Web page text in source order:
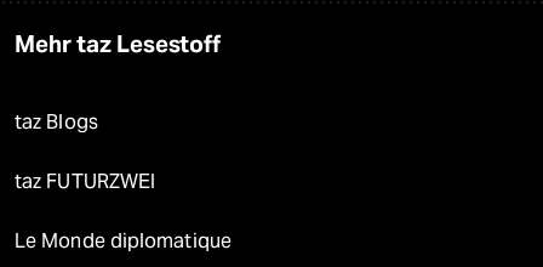
Mehr taz Lesestoff
taz Blogs
taz FUTURZWEI
Le Monde diplomatique